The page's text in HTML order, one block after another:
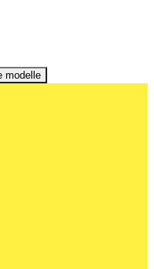
modelle